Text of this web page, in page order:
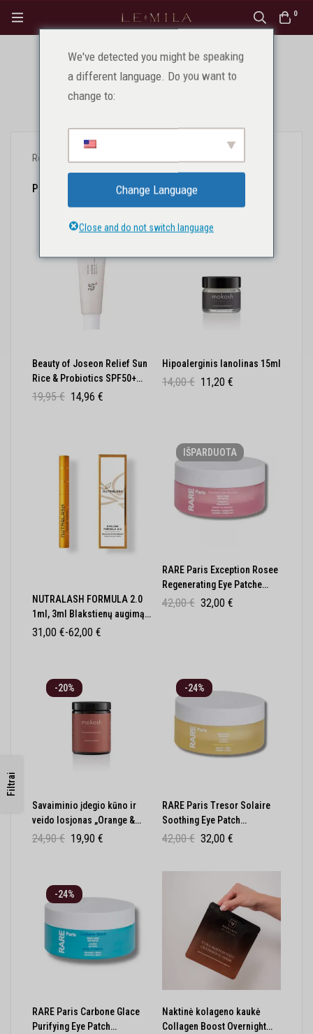
0
Veidui
Pagrindinis
Filtrai
Rodomi visi rezultatai: 9
Populiarumas
Beauty of Joseon Relief Sun
Rice & Probiotics SPF50+
PA++++ apsauginis kremas
19,95€ 14,96 €
Hipoalerginis lanolinas 15ml
14,00€ 11,20 €
NUTRALASH FORMULA 2.0
1ml, 3ml Blakstienų augimą
skatinantis serumas
31,00 €-62,00 €
IŠPARDUOTA
RARE Paris Exception Rosee
Regenerating Eye Patche
Regeneruojantys Paakių
42,00€ 32,00 €
-20%
Savaiminio įdegio kūno ir
veido losjonas „Orange &
Cinnamon“ 180 ml
24,90€ 19,90 €
-24%
RARE Paris Tresor Solaire
Soothing Eye Patch
Raminamieji paakių diskeliai
42,00€ 32,00 €
-24%
RARE Paris Carbone Glace
Purifying Eye Patch
Naktinė kolageno kaukė
Collagen Boost Overnight
We've detected you might be speaking
a different language. Do you want to
change to:
Change Language
Close and do not switch language